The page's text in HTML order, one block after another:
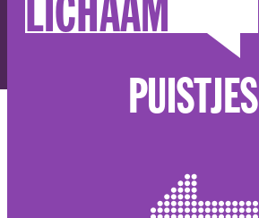
LICHAAM
PUISTJES